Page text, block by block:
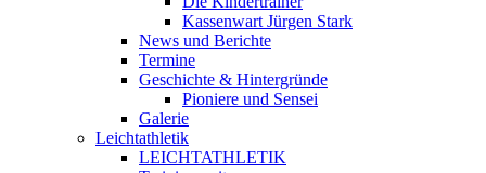
Kassenwart Jürgen Stark
News und Berichte
Termine
Geschichte & Hintergründe
Pioniere und Sensei
Galerie
Leichtathletik
LEICHTATHLETIK